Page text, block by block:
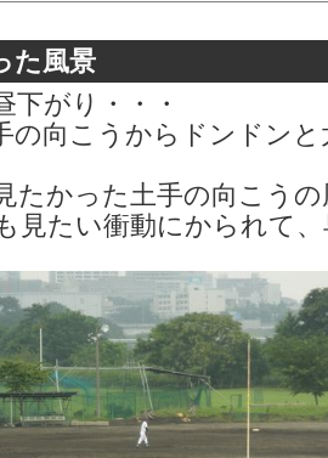
た風景
下がり・・・
の向こうからドンドン
たかった土手の向こうの
見たい衝動にかられて